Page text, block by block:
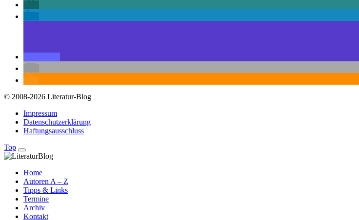
© 2008-2026 Literatur-Blog
Impressum
Datenschutzerklärung
Haftungsausschluss
Top
Home
Autoren A – Z
Tipps & Links
Termine
Archiv
Kontakt